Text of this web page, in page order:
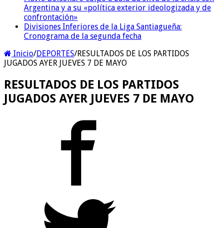
Argentina y a su «política exterior ideologizada y de
confrontación»
Divisiones Inferiores de la Liga Santiagueña:
Cronograma de la segunda fecha
Inicio/DEPORTES/RESULTADOS DE LOS PARTIDOS
JUGADOS AYER JUEVES 7 DE MAYO
RESULTADOS DE LOS PARTIDOS
JUGADOS AYER JUEVES 7 DE MAYO